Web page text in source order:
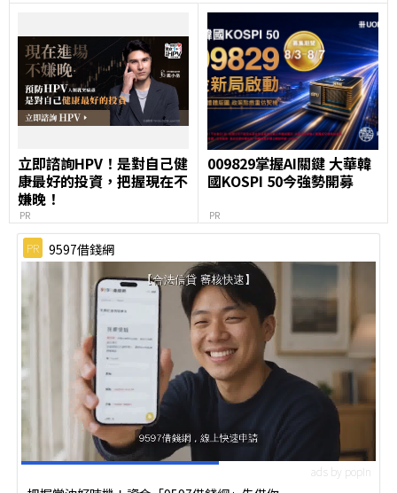
立即諮詢HPV！是對自己健
康最好的投資，把握現在不
嫌晚！
PR
009829掌握AI關鍵 大華韓
國KOSPI 50今強勢開募
PR
PR 9597借錢網
ads by popIn